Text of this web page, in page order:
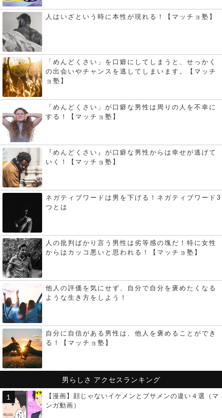
人はいざという時に本性が現れる！【マッチョ塾】
「めんどくさい」を口癖にしてしまうと、せっかく
の出会いやチャンスを逃してしまいます。【マッチ
ョ塾】
「めんどくさい」が口癖な男性は周りの人を不幸に
する！【マッチョ塾】
『めんどくさい』が口癖な男性からは幸せが逃げて
いく！【マッチョ塾】
ネガティブワードは男を下げる！ネガティブワード3
つとは
人の批判ばかり言う男性は劣等感の塊だ！特に女性
からはカッコ悪いと思われる！【マッチョ塾】
他人の評価を気にせず、自分で自分を褒めたくなる
ような生き方をしよう！
自分に自信がある男性は、他人を褒めることができ
る！【マッチョ塾】
男らしさ アクセスランキング
【漫画】顔じゃないイケメンとブサメンの違い４選（マ
ンガ動画）